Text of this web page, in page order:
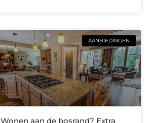
AANBIEDINGEN
Wonen aan de bosrand? Extra